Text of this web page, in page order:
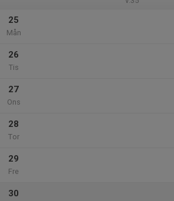
25
Mån
26
Tis
27
Ons
28
Tor
29
Fre
30